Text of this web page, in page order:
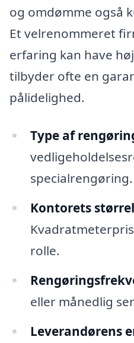
og omdømme også
Et velrenommeret
erfaring kan have
tilbyder ofte en
pålidelighed.
Type af
specialrengøring.
Kontorets
rolle.
eller månedlig
Leverandørens